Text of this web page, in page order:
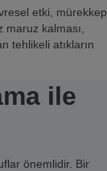
etki, mürekkep
kalması,
tehlikeli atıkların
ile
önemlidir. Bir